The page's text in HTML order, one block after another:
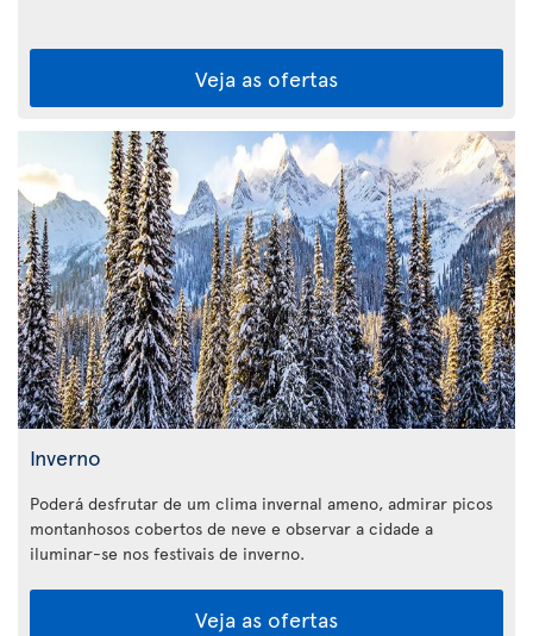
Veja as ofertas
Inverno
Poderá desfrutar de um clima invernal ameno, admirar picos
montanhosos cobertos de neve e observar a cidade a
iluminar-se nos festivais de inverno.
Veja as ofertas